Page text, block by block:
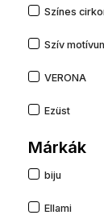
Színes
Szív
VERONA
Ezüst
Márkák
biju
Ellami